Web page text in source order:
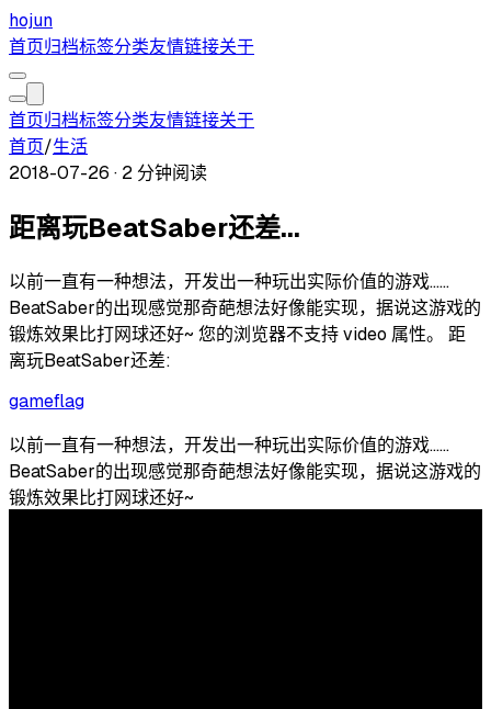
hojun
首页归档标签分类友情链接关于
首页归档标签分类友情链接关于
首页/生活
2018-07-26 · 2 分钟阅读
距离玩BeatSaber还差...
以前一直有一种想法，开发出一种玩出实际价值的游戏……
BeatSaber的出现感觉那奇葩想法好像能实现，据说这游戏的
锻炼效果比打网球还好~ 您的浏览器不支持 video 属性。 距
离玩BeatSaber还差:
gameflag
以前一直有一种想法，开发出一种玩出实际价值的游戏……
BeatSaber的出现感觉那奇葩想法好像能实现，据说这游戏的
锻炼效果比打网球还好~